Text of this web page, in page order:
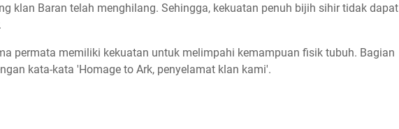
klan Baran telah menghilang. Sehingga, kekuatan penuh bijih sihir tidak dapat
permata memiliki kekuatan untuk melimpahi kemampuan fisik tubuh. Bagian
kata-kata 'Homage to Ark, penyelamat klan kami'.